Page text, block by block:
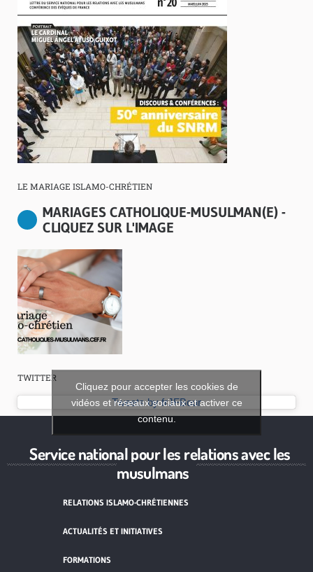
LE MARIAGE ISLAMO-CHRÉTIEN
MARIAGES CATHOLIQUE-MUSULMAN(E) -
CLIQUEZ SUR L'IMAGE
TWITTER
Tweets by frJFBour
Cliquez pour accepter les cookies de
vidéos et réseaux sociaux et activer ce
contenu.
Service national pour les relations avec les
musulmans
RELATIONS ISLAMO-CHRÉTIENNES
ACTUALITÉS ET INITIATIVES
FORMATIONS